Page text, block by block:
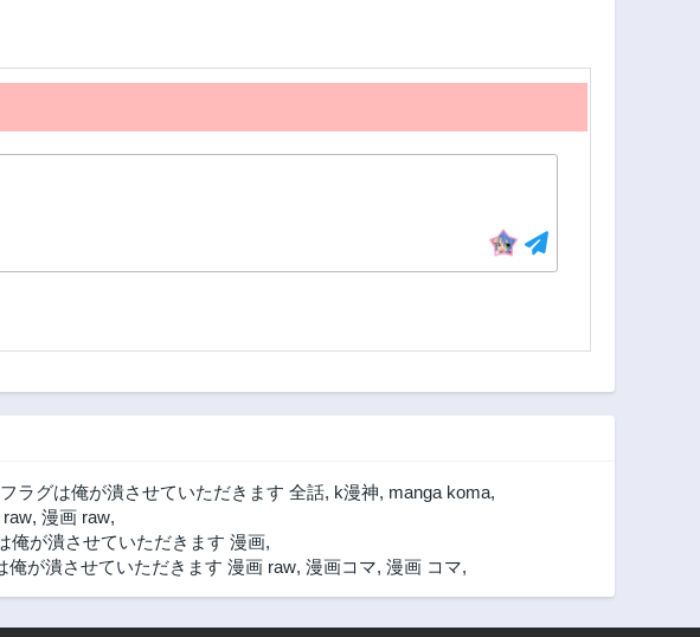
ラグは俺が潰させていただきます 全話, k漫神, manga koma,
, 漫画 raw,
俺が潰させていただきます 漫画,
俺が潰させていただきます 漫画 raw, 漫画コマ, 漫画 コマ,